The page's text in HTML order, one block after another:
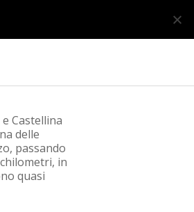
Castellina
delle
passando
in
quasi